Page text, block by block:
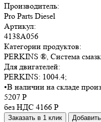
Производитель:
Pro Parts Diesel
Артикул:
4138A056
Категории продуктов:
PERKINS ®, Система
Для двигателей:
PERKINS: 1004.4;
•В наличии на складе
5207 Р
без НДС 4166 Р
Заказать в 1 клик